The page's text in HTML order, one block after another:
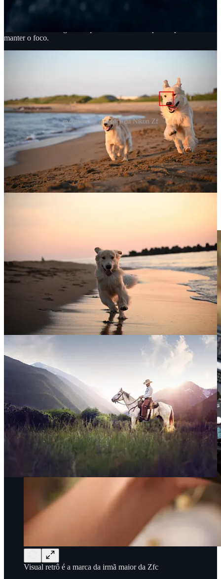
manter o foco.
exemplos do autofoco da Nikon Zf
A Zf também tem melhor desempenho em pouca luz com um ISO
máximo mais alto (100-64.000) e redução de vibração do ponto de
foco que prioriza a supressão de desfoque em torno do ponto focal,
independentemente de estar no centro ou na borda do quadro.
A nova mirrorless Nikon também possui impressionantes oito pontos
de redução de vibração, uma nova referência para a Nikon. Isso a
Visual retrô é a marca da irmã maior da Zfc